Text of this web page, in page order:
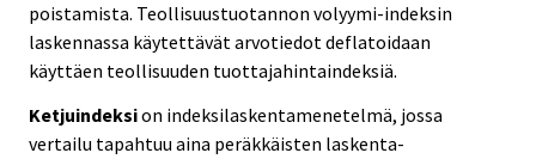
poistamista. Teollisuustuotannon volyymi-indeksin
laskennassa käytettävät arvotiedot deflatoidaan
käyttäen teollisuuden tuottajahintaindeksiä.
Ketjuindeksion indeksilaskentamenetelmä, jossa
vertailu tapahtuu aina peräkkäisten laskenta-